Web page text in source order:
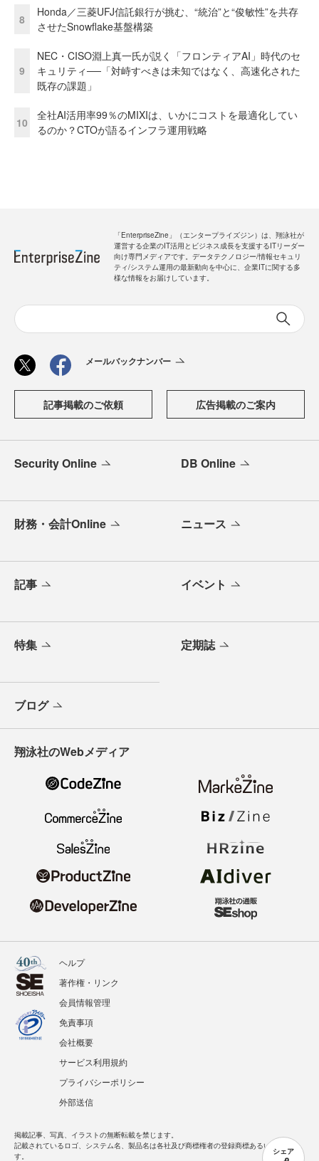
シェア
8
Honda／三菱UFJ信託銀行が挑む、“統治”と“俊敏性”を共存
させたSnowflake基盤構築
9
NEC・CISO淵上真一氏が説く「フロンティアAI」時代のセ
キュリティ──「対峙すべきは未知ではなく、高速化された
既存の課題」
10
全社AI活用率99％のMIXIは、いかにコストを最適化してい
るのか？CTOが語るインフラ運用戦略
「EnterpriseZine」（エンタープライズジン）は、翔泳社が
運営する企業のIT活用とビジネス成長を支援するITリーダー
向け専門メディアです。データテクノロジー/情報セキュリ
ティ/システム運用の最新動向を中心に、企業ITに関する多
様な情報をお届けしています。
メールバックナンバー
記事掲載のご依頼 広告掲載のご案内
Security Online DB Online
財務・会計Online ニュース
記事 イベント
特集 定期誌
ブログ
翔泳社のWebメディア
ヘルプ
著作権・リンク
会員情報管理
免責事項
会社概要
サービス利用規約
プライバシーポリシー
外部送信
掲載記事、写真、イラストの無断転載を禁じます。
記載されているロゴ、システム名、製品名は各社及び商標権者の登録商標あるいは商標で
す。